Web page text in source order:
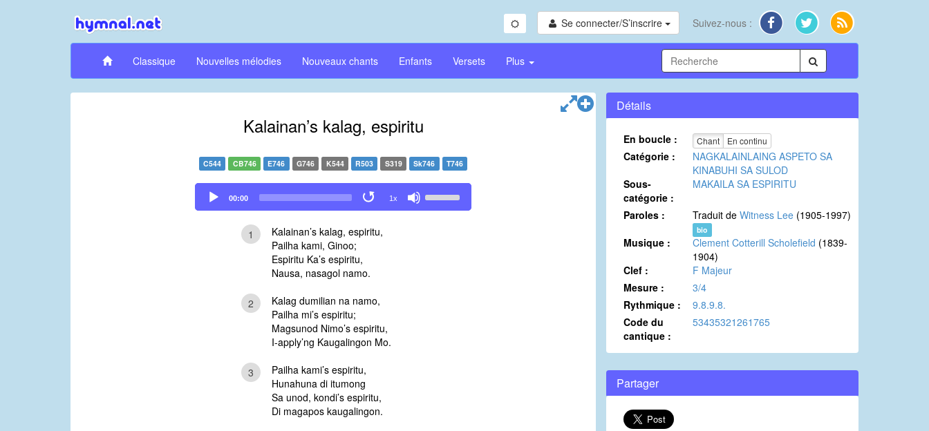
Se connecter/S’inscrire Suivez-nous :
Classique Nouvelles mélodies Nouveaux chants Enfants Versets Plus
Kalainan’s kalag, espiritu
C544 CB746 E746 G746 K544 R503 S319 Sk746 T746
Audio
Player
00:00 1x
Up/Down
1
Kalainan’s kalag, espiritu,
Pailha kami, Ginoo;
Espiritu Ka’s espiritu,
Nausa, nasagol namo.
2
Kalag dumilian na namo,
Pailha mi’s espiritu;
Magsunod Nimo’s espiritu,
I-apply’ng Kaugalingon Mo.
3
Pailha kami’s espiritu,
Hunahuna di itumong
Sa unod, kondi’s espiritu,
Di magapos kaugalingon.
Détails
En boucle : Chant En continu
Catégorie :
NAGKALAINLAING ASPETO SA
KINABUHI SA SULOD
Sous-
catégorie :
MAKAILA SA ESPIRITU
Paroles : Traduit de Witness Lee (1905-1997)
bio
Musique : Clement Cotterill Scholefield (1839-
1904)
Clef :
F Majeur
Mesure :
3/4
Rythmique :
9.8.9.8.
Code du
cantique :
53435321261765
Partager